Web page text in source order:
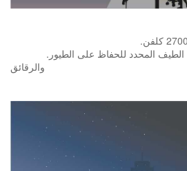
.مسار المشاة الأصفر مع الطيف المحدد للحفاظ على الطيور
والرقائق